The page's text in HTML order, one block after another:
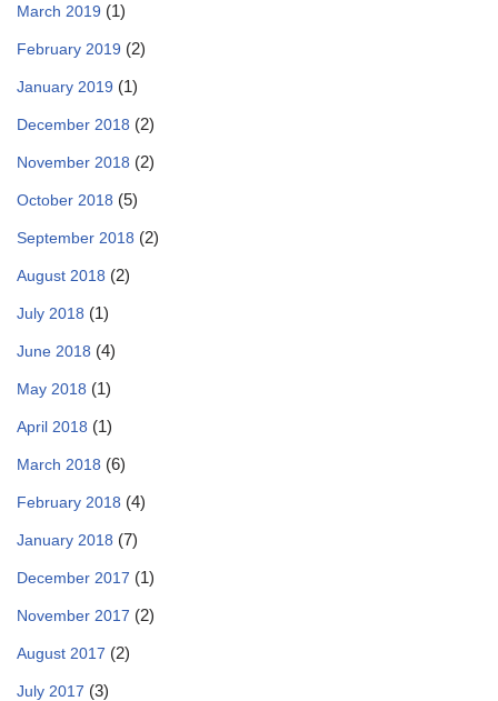
March 2019 (1)
February 2019 (2)
January 2019 (1)
December 2018 (2)
November 2018 (2)
October 2018 (5)
September 2018 (2)
August 2018 (2)
July 2018 (1)
June 2018 (4)
May 2018 (1)
April 2018 (1)
March 2018 (6)
February 2018 (4)
January 2018 (7)
December 2017 (1)
November 2017 (2)
August 2017 (2)
July 2017 (3)